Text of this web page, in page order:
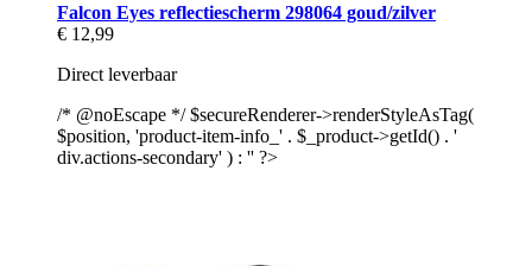
Falcon Eyes reflectiescherm 298064 goud/zilver
€ 12,99
Direct leverbaar
/* @noEscape */ $secureRenderer->renderStyleAsTag(
$position, 'product-item-info_' . $_product->getId() . '
div.actions-secondary' ) : '' ?>